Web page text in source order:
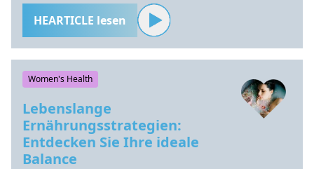
HEARTICLE lesen
Women's Health
Lebenslange
Ernährungsstrategien:
Entdecken Sie Ihre ideale
Balance